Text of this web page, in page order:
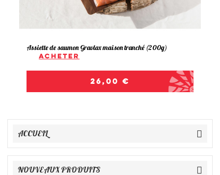
Assiette de saumon Gravlax maison tranché (200g)
Acheter
Prix
26,00 €
ACCUEIL
NOUVEAUX PRODUITS